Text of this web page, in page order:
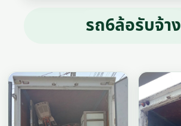
รถ6ล้อรับจ้าง